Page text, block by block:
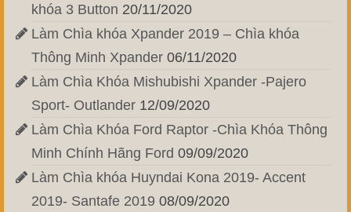
khóa 3 Button 20/11/2020
Làm Chìa khóa Xpander 2019 – Chìa khóa
Thông Minh Xpander 06/11/2020
Làm Chìa Khóa Mishubishi Xpander -Pajero
Sport- Outlander 12/09/2020
Làm Chìa Khóa Ford Raptor -Chìa Khóa Thông
Minh Chính Hãng Ford 09/09/2020
Làm Chìa khóa Huyndai Kona 2019- Accent
2019- Santafe 2019 08/09/2020